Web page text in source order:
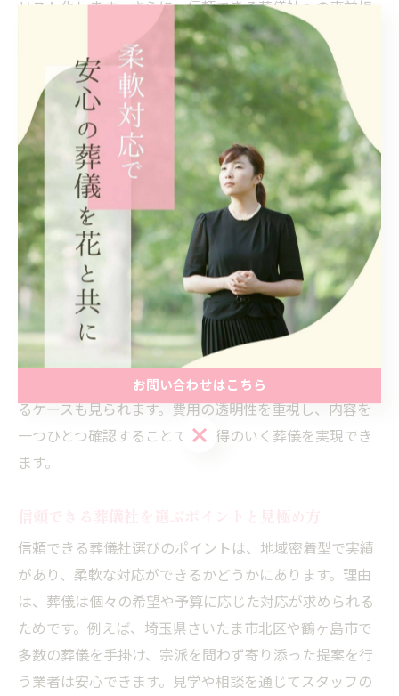
リスト化します。さらに、信頼できる葬儀社への事前相
談も忘れずに行いましょう。こうした具体的な手順を踏
むことで、納得のいく葬儀と経済的負担の軽減を両立で
きます。
費用面で失敗しないための葬儀選びの
秘訣
葬儀費用の落とし穴を避けるための注意点
葬儀費用には見落としがちな追加料金や、不要なオプシ
ョンによる予算超過のリスクがあります。理由は、プラ
ン内容や会場費、返礼品、花の本数など細かな部分で費
用が膨らみやすいためです。例えば、事前に詳細な見積
もりを確認せず進めると、後から予期せぬ請求が発生す
るケースも見られます。費用の透明性を重視し、内容を
一つひとつ確認することで、納得のいく葬儀を実現でき
ます。
信頼できる葬儀社選びのポイントは、地域密着型で実績
があり、柔軟な対応ができるかどうかにあります。理由
は、葬儀は個々の希望や予算に応じた対応が求められる
ためです。例えば、埼玉県さいたま市北区や鶴ヶ島市で
多数の葬儀を手掛け、宗派を問わず寄り添った提案を行
う業者は安心できます。見学や相談を通じてスタッフの
お問い合わせはこちら
お問い合わせはこちら